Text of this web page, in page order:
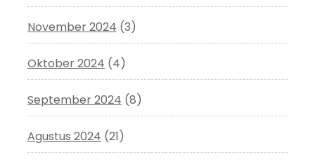
November 2024 (3)
Oktober 2024 (4)
September 2024 (8)
Agustus 2024 (21)